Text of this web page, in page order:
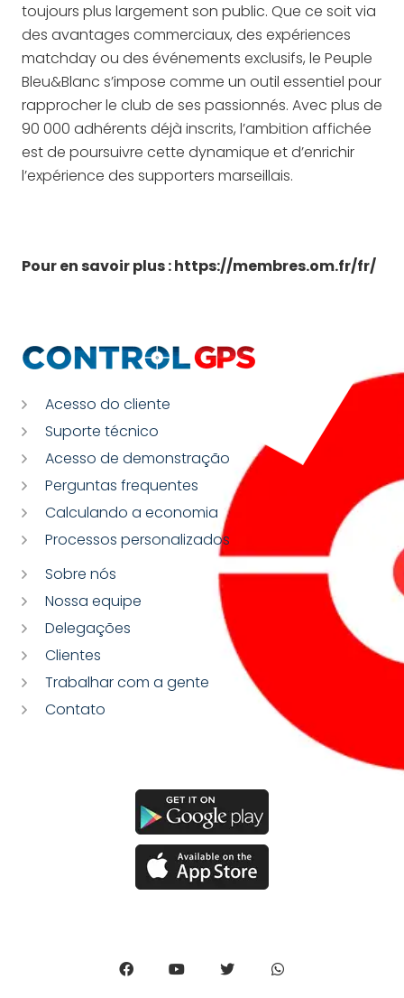
toujours plus largement son public. Que ce soit via
des avantages commerciaux, des expériences
matchday ou des événements exclusifs, le Peuple
Bleu&Blanc s’impose comme un outil essentiel pour
rapprocher le club de ses passionnés. Avec plus de
90 000 adhérents déjà inscrits, l’ambition affichée
est de poursuivre cette dynamique et d’enrichir
l’expérience des supporters marseillais.
Pour en savoir plus : https://membres.om.fr/fr/
Acesso do cliente
Suporte técnico
Acesso de demonstração
Perguntas frequentes
Calculando a economia
Processos personalizados
Sobre nós
Nossa equipe
Delegações
Clientes
Trabalhar com a gente
Contato